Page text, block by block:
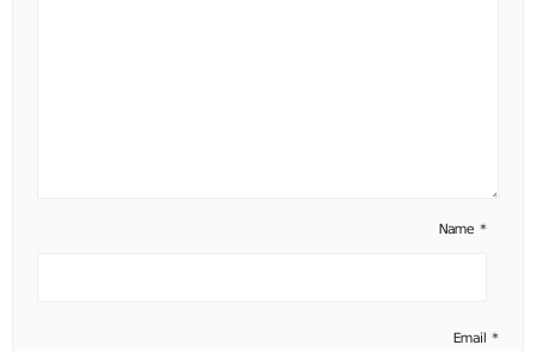
Name *
Email *